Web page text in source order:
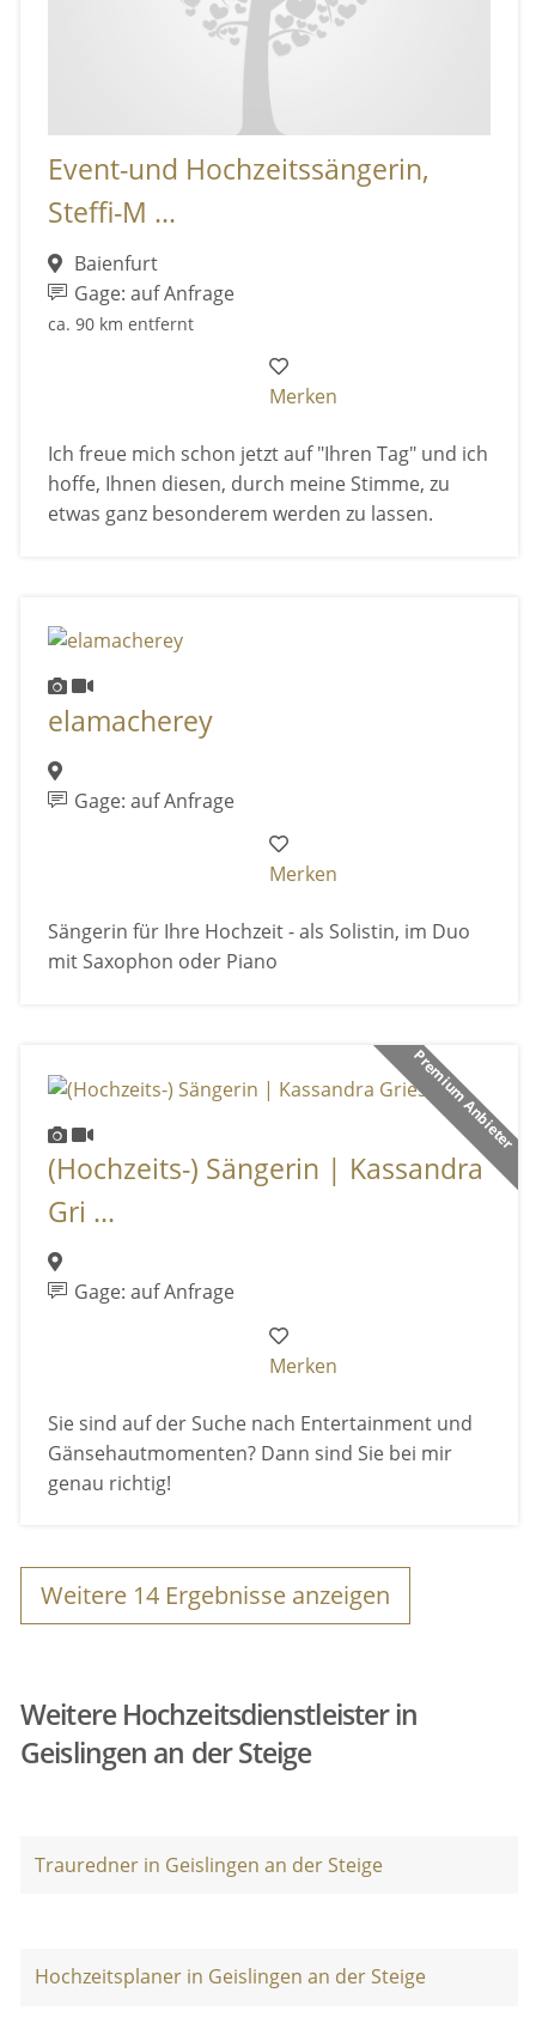
Event-und Hochzeitssängerin,
Steffi-M ...
Baienfurt
Gage: auf Anfrage
ca. 90 km entfernt
Merken
Ich freue mich schon jetzt auf "Ihren Tag" und ich
hoffe, Ihnen diesen, durch meine Stimme, zu
etwas ganz besonderem werden zu lassen.
elamacherey
Gage: auf Anfrage
Merken
Sängerin für Ihre Hochzeit - als Solistin, im Duo
mit Saxophon oder Piano
Premium Anbieter
(Hochzeits-) Sängerin | Kassandra
Gri ...
Gage: auf Anfrage
Merken
Sie sind auf der Suche nach Entertainment und
Gänsehautmomenten? Dann sind Sie bei mir
genau richtig!
Weitere 14 Ergebnisse anzeigen
Weitere Hochzeitsdienstleister in
Geislingen an der Steige
Trauredner in Geislingen an der Steige
Hochzeitsplaner in Geislingen an der Steige